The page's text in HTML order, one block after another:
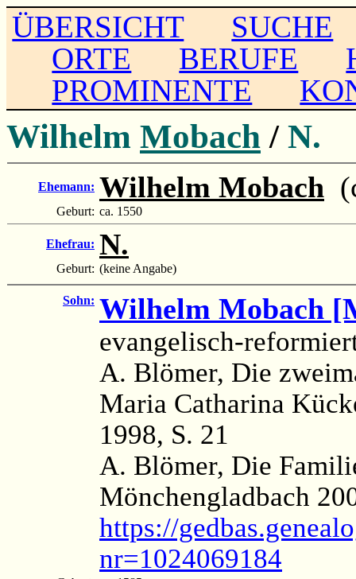
ÜBERSICHT
SUCHE
ORTE
BERUFE
PROMINENTE
Wilhelm Mobach / N.
Ehemann: Wilhelm Mobach
Geburt: ca. 1550
Ehefrau: N.
Geburt: (keine Angabe)
Sohn: Wilhelm Mobach
evangelisch-
A. Blömer, Die
Maria Catharina
1998, S. 21
A. Blömer, Die
Mönchengladbach
https://
nr=1024069184